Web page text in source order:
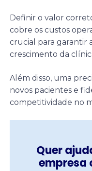
Definir o valor
cobre os custos
crucial para garantir
crescimento da
Além disso, uma
novos pacientes e
competitividade no
Quer
empresa